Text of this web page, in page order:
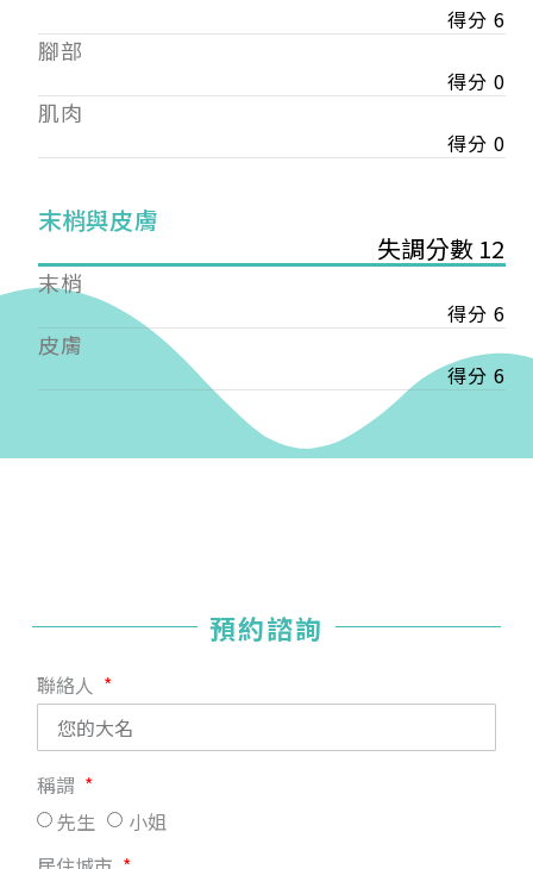
得分 6
腳部
得分 0
肌肉
得分 0
末梢與皮膚
失調分數 12
末梢
得分 6
皮膚
得分 6
預約諮詢
聯絡人
稱謂
先生
小姐
【會費】
入會費新臺幣1200元，於會員入會時繳納；常年會
費1200元，於每年度繳納。
入會費新臺幣3000元，於會員入會時繳納；常年會
費3000元，於每年度繳納。
戶名: 社團法人台灣自律神經健康培訓暨發展協會
帳號: 003-03-501566-2
銀行: (013) 國泰世華 南京東路分行